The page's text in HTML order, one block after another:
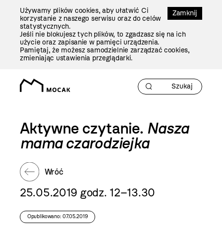
Zamknij
Używamy plików cookies, aby ułatwić Ci
korzystanie z naszego serwisu oraz do celów
statystycznych.
Jeśli nie blokujesz tych plików, to zgadzasz się na ich
użycie oraz zapisanie w pamięci urządzenia.
Pamiętaj, że możesz samodzielnie zarządzać cookies,
zmieniając ustawienia przeglądarki.
Aktywne czytanie. Nasza
mama czarodziejka
Wróć
25.05.2019 godz. 12–13.30
Opublikowano: 07.05.2019